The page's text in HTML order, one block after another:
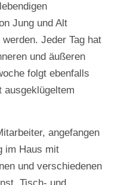
Jung und Alt
Jeder Tag hat
und äußeren
folgt ebenfalls
ausgeklügeltem
angefangen
im Haus mit
und verschiedenen